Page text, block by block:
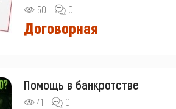
50 0
Договорная
Помощь в банкротстве
41 0